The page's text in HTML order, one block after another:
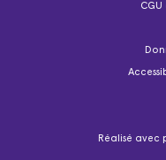
CGU
Réalisé avec